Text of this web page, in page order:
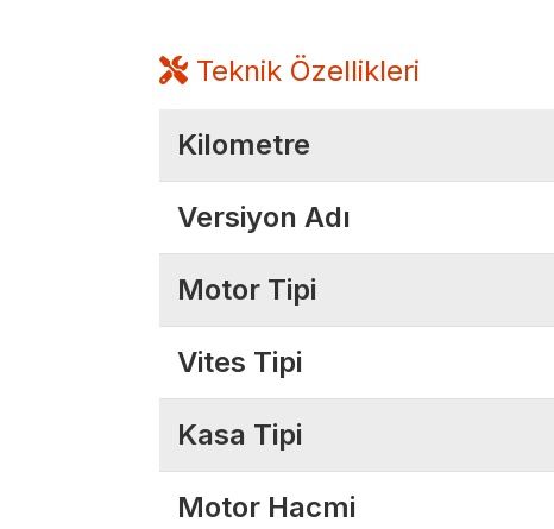
Teknik Özellikleri
Kilometre
Versiyon Adı
Motor Tipi
Vites Tipi
Kasa Tipi
Motor Hacmi